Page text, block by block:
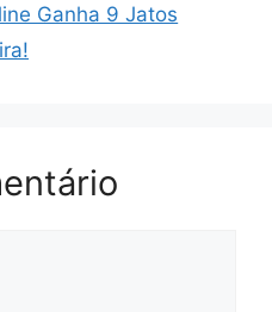
Ganha 9 Jatos